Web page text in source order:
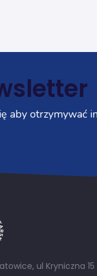
aby otrzymywać
ul Kryniczna 15